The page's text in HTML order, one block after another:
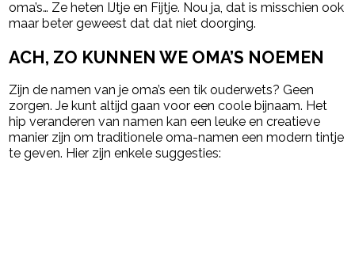
oma’s… Ze heten IJtje en Fijtje. Nou ja, dat is misschien ook
maar beter geweest dat dat niet doorging.
ACH, ZO KUNNEN WE OMA’S NOEMEN
Zijn de namen van je oma’s een tik ouderwets? Geen
zorgen. Je kunt altijd gaan voor een coole bijnaam. Het
hip veranderen van namen kan een leuke en creatieve
manier zijn om traditionele oma-namen een modern tintje
te geven. Hier zijn enkele suggesties: